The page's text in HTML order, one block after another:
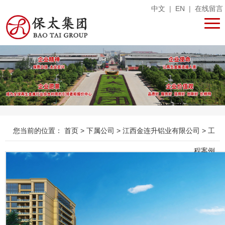
中文 | EN | 在线留言
您当前的位置： 首页 > 下属公司 > 江西金连升铝业有限公司 > 工
程案例